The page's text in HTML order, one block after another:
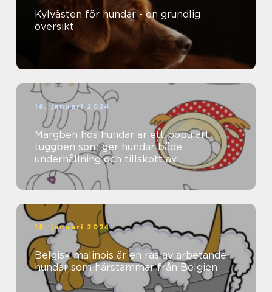
Kylvästen för hundar - en grundlig
översikt
18. januari 2024
Märgben hos hundar är ett populärt
tuggben som ger hundar både
underhållning och tillskott av
näringsämnen
18. januari 2024
Belgisk malinois är en ras av arbetande
hundar som härstammar från Belgien